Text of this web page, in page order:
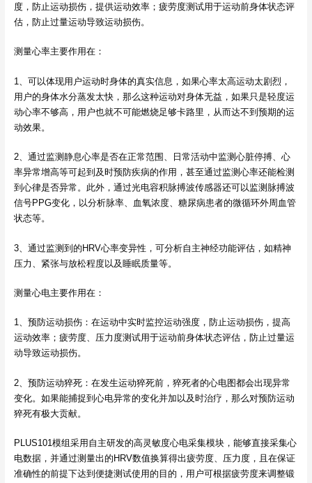
度，防止运动损伤，提供运动效率；疲劳度测试用于运动前身体状态评
估，防止过量运动导致运动损伤。
测量心率主要作用在：
1、可以体现用户运动时身体的真实信息，如果心率太高运动太剧烈，
用户的身体水分蒸发太快，那么这种运动对身体无益，如果只是轻度运
动心率不够高，用户也就不可能燃烧足够卡路里，从而达不到预期的运
动效果。
2、通过监测静息心率是否在正常范围、日常活动中监测心脏停搏、心
率异常增高等可起到及时预防疾病的作用，甚至通过监测心率还能检测
到心律是否异常。此外，通过光电容积脉搏波传感器还可以监测脉搏波
信号PPG变化，以分析脉率、血氧浓度、糖尿病患者的微循环外周血管
状态等。
3、通过监测到的HRV心率变异性，可分析自主神经功能评估，如精神
压力、紧张与放松程度以及睡眠质量等。
测量心电主要作用在：
1、预防运动损伤：在运动中实时监控运动强度，防止运动损伤，提高
运动效率；疲劳度、压力度测试用于运动前身体状态评估，防止过量运
动导致运动损伤。
2、预防运动猝死：在发生运动猝死前，猝死者的心电图都会出现异常
变化。如果能捕捉到心电异常的变化并加以及时治疗，那么对预防运动
猝死有极大贡献。
PLUS101模组采用自主研发的高灵敏度心电采集模块，能够直接采集心
电数据，并通过测量出的HRV数值换算得出疲劳度、压力度，且在保证
准确性的前提下达到便捷测试使用的目的，用户可根据疲劳度来调整锻